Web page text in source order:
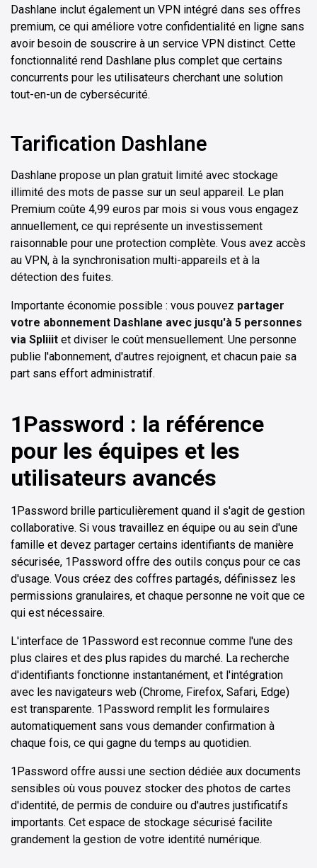
Dashlane inclut également un VPN intégré dans ses offres
premium, ce qui améliore votre confidentialité en ligne sans
avoir besoin de souscrire à un service VPN distinct. Cette
fonctionnalité rend Dashlane plus complet que certains
concurrents pour les utilisateurs cherchant une solution
tout-en-un de cybersécurité.
Tarification Dashlane
Dashlane propose un plan gratuit limité avec stockage
illimité des mots de passe sur un seul appareil. Le plan
Premium coûte 4,99 euros par mois si vous vous engagez
annuellement, ce qui représente un investissement
raisonnable pour une protection complète. Vous avez accès
au VPN, à la synchronisation multi-appareils et à la
détection des fuites.
Importante économie possible : vous pouvez partager
votre abonnement Dashlane avec jusqu'à 5 personnes
via Spliiit et diviser le coût mensuellement. Une personne
publie l'abonnement, d'autres rejoignent, et chacun paie sa
part sans effort administratif.
1Password : la référence
pour les équipes et les
utilisateurs avancés
1Password brille particulièrement quand il s'agit de gestion
collaborative. Si vous travaillez en équipe ou au sein d'une
famille et devez partager certains identifiants de manière
sécurisée, 1Password offre des outils conçus pour ce cas
d'usage. Vous créez des coffres partagés, définissez les
permissions granulaires, et chaque personne ne voit que ce
qui est nécessaire.
L'interface de 1Password est reconnue comme l'une des
plus claires et des plus rapides du marché. La recherche
d'identifiants fonctionne instantanément, et l'intégration
avec les navigateurs web (Chrome, Firefox, Safari, Edge)
est transparente. 1Password remplit les formulaires
automatiquement sans vous demander confirmation à
chaque fois, ce qui gagne du temps au quotidien.
1Password offre aussi une section dédiée aux documents
sensibles où vous pouvez stocker des photos de cartes
d'identité, de permis de conduire ou d'autres justificatifs
importants. Cet espace de stockage sécurisé facilite
grandement la gestion de votre identité numérique.